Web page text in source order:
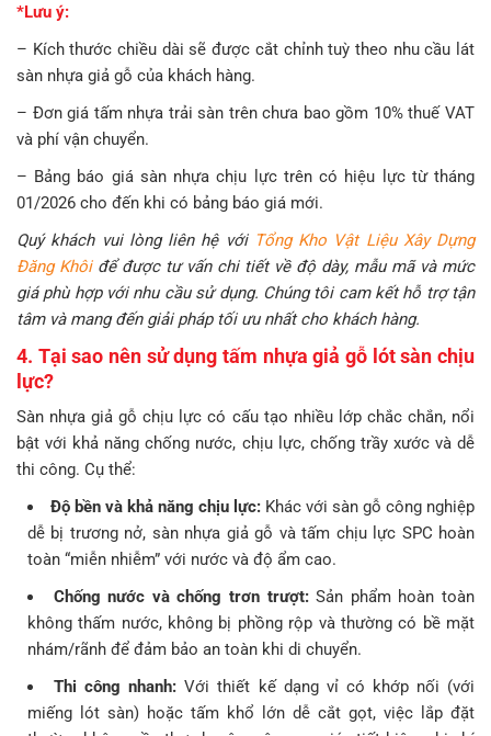
*Lưu ý:
– Kích thước chiều dài sẽ được cắt chỉnh tuỳ theo nhu cầu lát
sàn nhựa giả gỗ của khách hàng.
– Đơn giá tấm nhựa trải sàn trên chưa bao gồm 10% thuế VAT
và phí vận chuyển.
– Bảng báo giá sàn nhựa chịu lực trên có hiệu lực từ tháng
01/2026 cho đến khi có bảng báo giá mới.
Quý khách vui lòng liên hệ với Tổng Kho Vật Liệu Xây Dựng
Đăng Khôiđể được tư vấn chi tiết về độ dày, mẫu mã và mức
giá phù hợp với nhu cầu sử dụng. Chúng tôi cam kết hỗ trợ tận
tâm và mang đến giải pháp tối ưu nhất cho khách hàng.
4. Tại sao nên sử dụng tấm nhựa giả gỗ lót sàn chịu
lực?
Sàn nhựa giả gỗ chịu lực có cấu tạo nhiều lớp chắc chắn, nổi
bật với khả năng chống nước, chịu lực, chống trầy xước và dễ
thi công. Cụ thể:
Độ bền và khả năng chịu lực: Khác với sàn gỗ công nghiệp
dễ bị trương nở, sàn nhựa giả gỗ và tấm chịu lực SPC hoàn
toàn “miễn nhiễm” với nước và độ ẩm cao.
Chống nước và chống trơn trượt:Sản phẩm hoàn toàn
không thấm nước, không bị phồng rộp và thường có bề mặt
nhám/rãnh để đảm bảo an toàn khi di chuyển.
Thi công nhanh: Với thiết kế dạng vỉ có khớp nối (với
miếng lót sàn) hoặc tấm khổ lớn dễ cắt gọt, việc lắp đặt